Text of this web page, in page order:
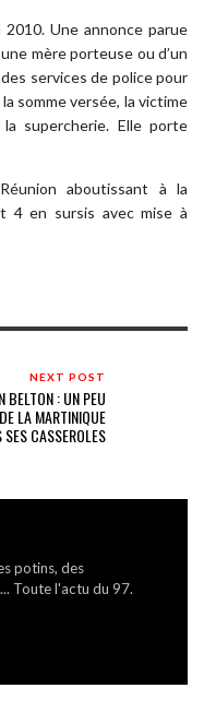
2010. Une annonce parue
mère porteuse ou d’un
services de police pour
somme versée, la victime
supercherie. Elle porte
aboutissant à la
4 en sursis avec mise à
NEXT POST
BELTON : UN PEU
DE LA MARTINIQUE
SES CASSEROLES
potins, des
Toute l'actu du 97.